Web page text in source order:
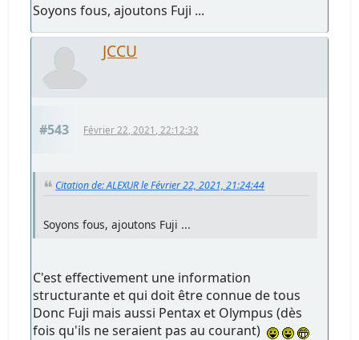
Soyons fous, ajoutons Fuji ...
JCCU
#543 Février 22, 2021, 22:12:32
Citation de: ALEXUR le Février 22, 2021, 21:24:44
Soyons fous, ajoutons Fuji ...
C'est effectivement une information
structurante et qui doit être connue de tous
Donc Fuji mais aussi Pentax et Olympus (dès
fois qu'ils ne seraient pas au courant)